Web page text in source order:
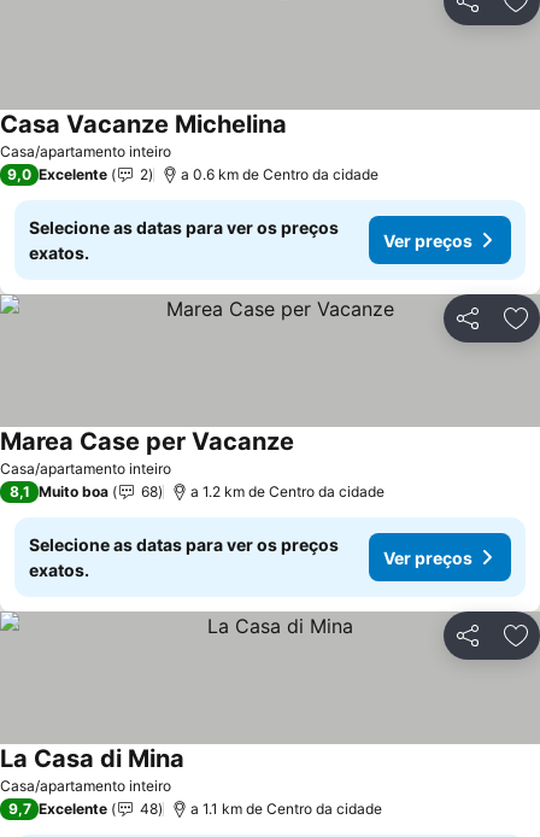
Partilhar
Casa/apartamento inteiro
Casa Vacanze Michelina
9,0 Excelente 2 a 0.6 km de Centro da cidade
Selecione as datas para ver os preços
exatos.
Ver preços
Partilhar
Casa/apartamento inteiro
Marea Case per Vacanze
8,1 Muito boa 68 a 1.2 km de Centro da cidade
Selecione as datas para ver os preços
exatos.
Ver preços
Partilhar
Casa/apartamento inteiro
La Casa di Mina
9,7 Excelente 48 a 1.1 km de Centro da cidade